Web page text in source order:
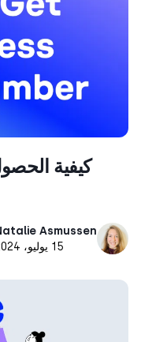
كيفية
Natalie Asmussen